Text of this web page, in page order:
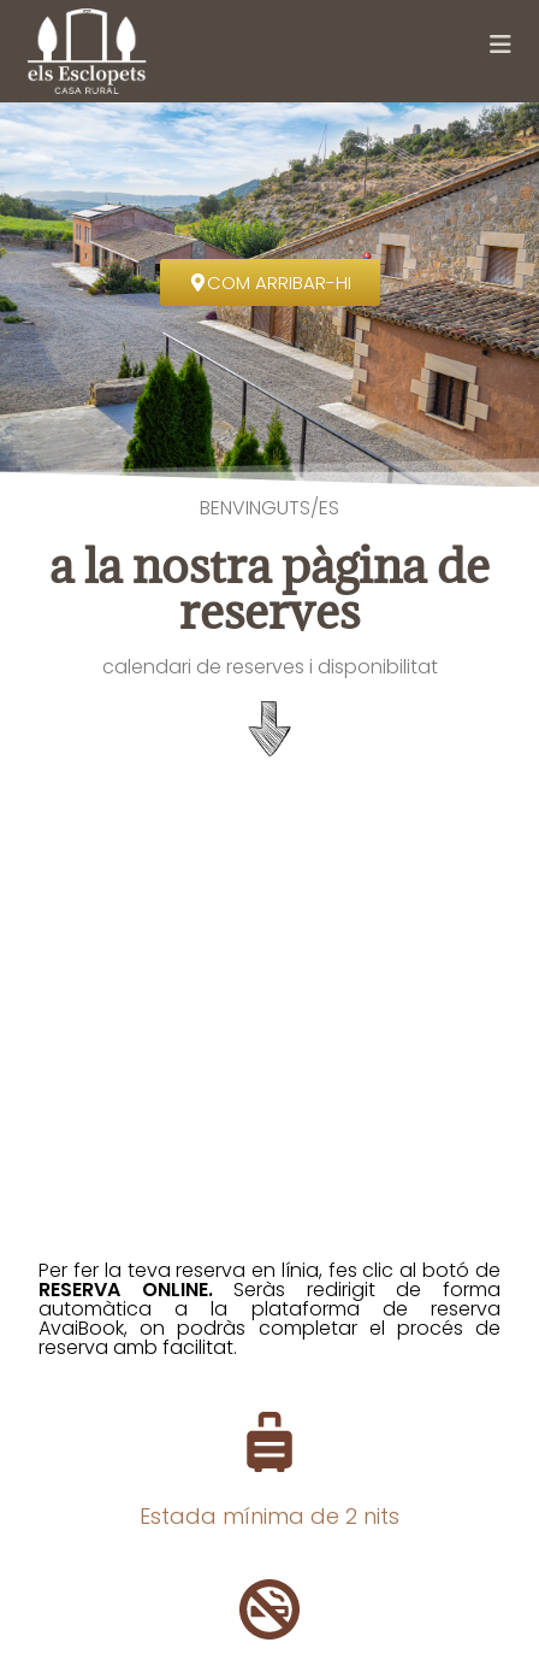
COM ARRIBAR-HI
BENVINGUTS/ES
a la nostra pàgina de
reserves
calendari de reserves i disponibilitat
Per fer la teva reserva en línia, fes clic al botó de
RESERVA ONLINE.Seràs redirigit de forma
automàtica a la plataforma de reserva
AvaiBook, on podràs completar el procés de
reserva amb facilitat.
Estada mínima de 2 nits